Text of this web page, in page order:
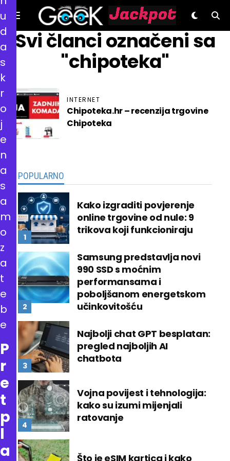
GeeK.hr
Svi članci označeni sa
"chipoteka"
INTERNET
Chipoteka.hr – recenzija trgovine
Chipoteka
POPULARNO
Kako izgraditi povjerenje
online trgovine od nule: 9
trikova koji funkcioniraju
Samsung predstavlja novi
990 SSD s moćnim
performansama i
poboljšanom energetskom
učinkovitošću
Najbolji chat GPT besplatan:
pregled najboljih AI
chatbota
Vojna povijest i tehnologija:
kako su izumi mijenjali
ratovanje
Što je eSIM kartica i kako
u
d
a
s
k
r
o
j
e
n
a
s
a
m
o
z
a
t
e
b
e
P
r
e
t
p
l
a